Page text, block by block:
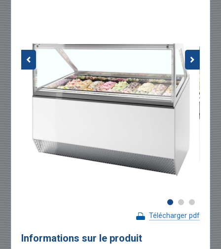
Télécharger pdf
Informations sur le produit